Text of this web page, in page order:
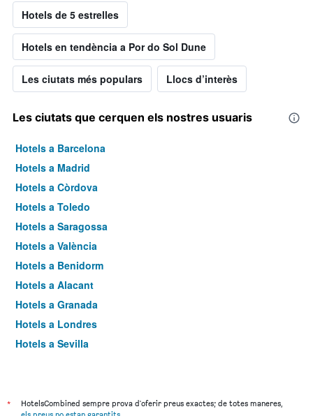
Hotels de 5 estrelles
Hotels en tendència a Por do Sol Dune
Les ciutats més populars Llocs d’interès
Les ciutats que cerquen els nostres usuaris
Hotels a Barcelona
Hotels a Madrid
Hotels a Còrdova
Hotels a Toledo
Hotels a Saragossa
Hotels a València
Hotels a Benidorm
Hotels a Alacant
Hotels a Granada
Hotels a Londres
Hotels a Sevilla
*
HotelsCombined sempre prova d'oferir preus exactes; de totes maneres,